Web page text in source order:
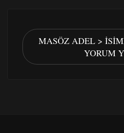
MASÖZ ADEL >
YORUM